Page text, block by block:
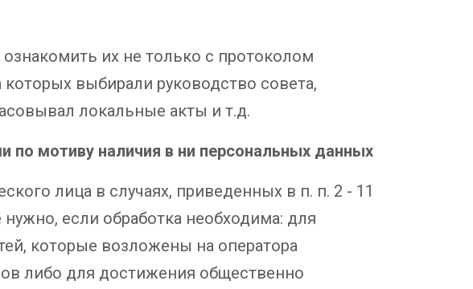
их не только с протоколом
выбирали руководство совета,
локальные акты и т.д.
мотиву наличия в ни персональных данных
лица в случаях, приведенных в п. п. 2 - 11
если обработка необходима: для
которые возложены на оператора
либо для достижения общественно